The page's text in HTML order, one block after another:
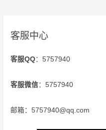
客服中心
客服QQ：5757940
客服微信：5757940
邮箱：5757940@qq.com